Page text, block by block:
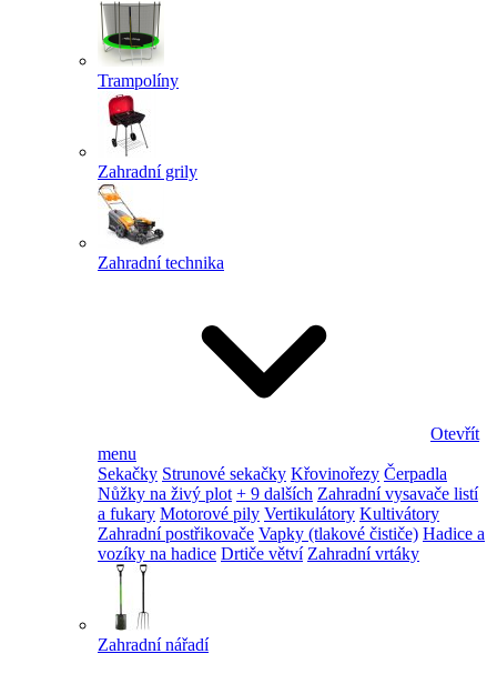
Trampolíny
Zahradní grily
Zahradní technika
Otevřít
menu
Sekačky Strunové sekačky Křovinořezy Čerpadla
Nůžky na živý plot + 9 dalších Zahradní vysavače listí
a fukary Motorové pily Vertikulátory Kultivátory
Zahradní postřikovače Vapky (tlakové čističe) Hadice a
vozíky na hadice Drtiče větví Zahradní vrtáky
Zahradní nářadí